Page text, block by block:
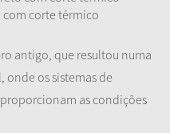
com corte térmico
antigo, que resultou numa
os sistemas de
as condições